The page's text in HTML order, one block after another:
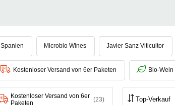
Spanien Microbio Wines Javier Sanz Viticultor
Kostenloser Versand von 6er Paketen Bio-Wein
Kostenloser Versand von 6er
Paketen
(23)